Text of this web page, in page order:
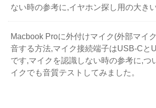
ない時の参考に,イヤホン探し用の大き
Macbook Proに外付けマイク(外部マイ
音する方法,マイク接続端子はUSB-Cと
です,マイクを認識しない時の参考に,つ
イクでも音質テストしてみました。